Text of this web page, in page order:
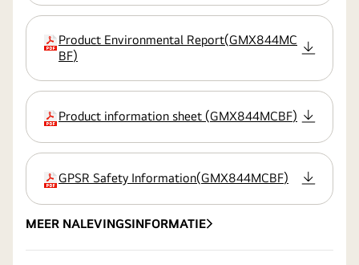
extensie
Product Environmental Report(GMX844MC
BF)
extensie
Product information sheet (GMX844MCBF)
extensie
GPSR Safety Information(GMX844MCBF)
MEER NALEVINGSINFORMATIE